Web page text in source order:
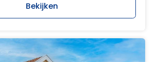
Bekijken